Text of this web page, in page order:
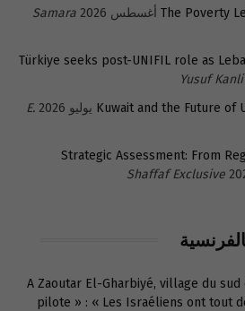
The Poverty
Samara
Türkiye seeks post-UNIFIL role as
Yusuf Kanli
Kuwait and the Future of
E.
Strategic Assessment: From
Shaffaf Exclusive
A Zaoutar El-Gharbiyé, village du
pilote » : « Les Israéliens ont tout